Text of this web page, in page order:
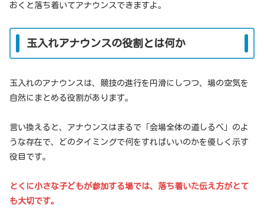
おくと落ち着いてアナウンスできますよ。
玉入れアナウンスの役割とは何か
玉入れのアナウンスは、競技の進行を円滑にしつつ、場の空気を
自然にまとめる役割があります。
言い換えると、アナウンスはまるで「会場全体の道しるべ」のよ
うな存在で、どのタイミングで何をすればいいのかを優しく示す
役目です。
とくに小さな子どもが参加する場では、落ち着いた伝え方がとて
も大切です。